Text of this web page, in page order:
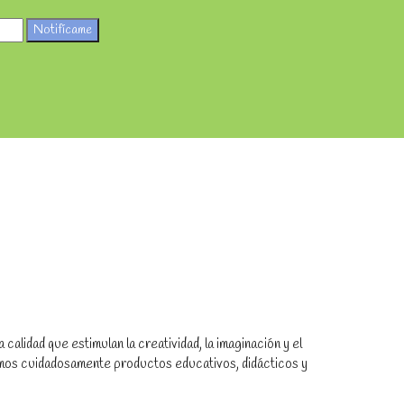
Notifícame
que estimulan la creatividad, la imaginación y el
cuidadosamente productos educativos, didácticos y